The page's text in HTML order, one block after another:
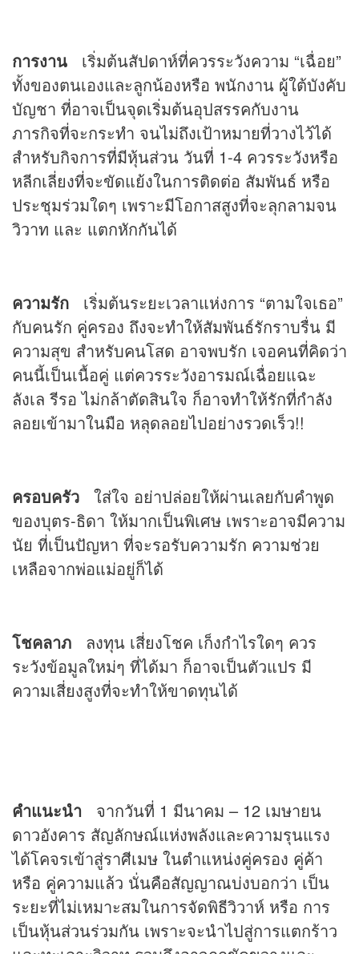
การงาน เริ่มต้นสัปดาห์ที่ควรระวังความ “เฉื่อย”
ทั้งของตนเองและลูกน้องหรือ พนักงาน ผู้ใต้บังคับ
บัญชา ที่อาจเป็นจุดเริ่มต้นอุปสรรคกับงาน
ภารกิจที่จะกระทำ จนไม่ถึงเป้าหมายที่วางไว้ได้
สำหรับกิจการที่มีหุ้นส่วน วันที่ 1-4 ควรระวังหรือ
หลีกเลี่ยงที่จะขัดแย้งในการติดต่อ สัมพันธ์ หรือ
ประชุมร่วมใดๆ เพราะมีโอกาสสูงที่จะลุกลามจน
วิวาท และ แตกหักกันได้
ความรัก เริ่มต้นระยะเวลาแห่งการ “ตามใจเธอ”
กับคนรัก คู่ครอง ถึงจะทำให้สัมพันธ์รักราบรื่น มี
ความสุข สำหรับคนโสด อาจพบรัก เจอคนที่คิดว่า
คนนี้เป็นเนื้อคู่ แต่ควรระวังอารมณ์เฉื่อยแฉะ
ลังเล รีรอ ไม่กล้าตัดสินใจ ก็อาจทำให้รักที่กำลัง
ลอยเข้ามาในมือ หลุดลอยไปอย่างรวดเร็ว!!
ครอบครัว ใส่ใจ อย่าปล่อยให้ผ่านเลยกับคำพูด
ของบุตร-ธิดา ให้มากเป็นพิเศษ เพราะอาจมีความ
นัย ที่เป็นปัญหา ที่จะรอรับความรัก ความช่วย
เหลือจากพ่อแม่อยู่ก็ได้
โชคลาภ
ลงทุน เสี่ยงโชค เก็งกำไรใดๆ ควร
ระวังข้อมูลใหม่ๆ ที่ได้มา ก็อาจเป็นตัวแปร มี
ความเสี่ยงสูงที่จะทำให้ขาดทุนได้
คำแนะนำ จากวันที่ 1 มีนาคม – 12 เมษายน
ดาวอังคาร สัญลักษณ์แห่งพลังและความรุนแรง
ได้โคจรเข้าสู่ราศีเมษ ในตำแหน่งคู่ครอง คู่ค้า
หรือ คู่ความแล้ว นั่นคือสัญญาณบ่งบอกว่า เป็น
ระยะที่ไม่เหมาะสมในการจัดพิธีวิวาห์ หรือ การ
เป็นหุ้นส่วนร่วมกัน เพราะจะนำไปสู่การแตกร้าว